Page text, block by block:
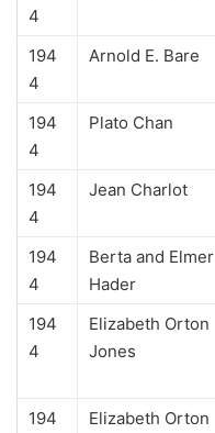
4
194
4
Arnold E. Bare
194
4
Plato Chan
194
4
Jean Charlot
194
4
Berta and Elmer
Hader
194
4
Elizabeth Orton
Jones
194
Elizabeth Orton